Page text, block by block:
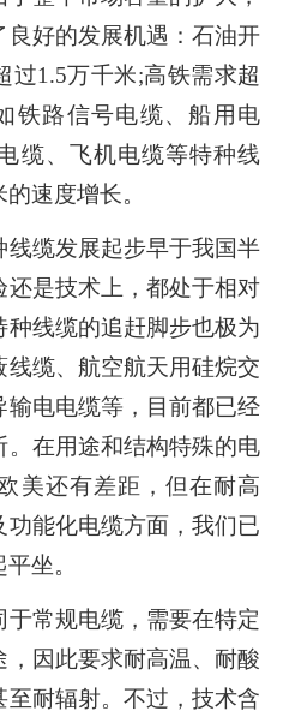
好的发展机遇：石油开
过1.5万千米;高铁需求超
路信号电缆、船用电
缆、飞机电缆等特种线
速度增长。
缆发展起步早于我国半
是技术上，都处于相对
线缆的追赶脚步也极为
缆、航空航天用硅烷交
电电缆等，目前都已经
在用途和结构特殊的电
美还有差距，但在耐高
能化电缆方面，我们已
坐。
常规电缆，需要在特定
因此要求耐高温、耐酸
耐辐射。不过，技术含